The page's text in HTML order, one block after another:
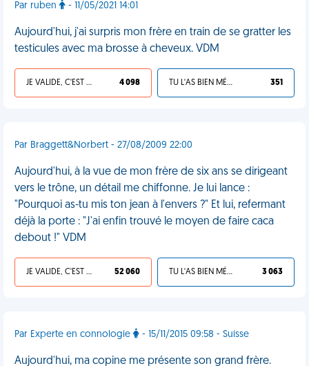
Par ruben - 11/05/2021 14:01
Aujourd'hui, j'ai surpris mon frère en train de se gratter les
testicules avec ma brosse à cheveux. VDM
JE VALIDE, C'EST UNE VDM 4 098 TU L'AS BIEN MÉRITÉ 351
Par Braggett&Norbert - 27/08/2009 22:00
Aujourd'hui, à la vue de mon frère de six ans se dirigeant
vers le trône, un détail me chiffonne. Je lui lance :
"Pourquoi as-tu mis ton jean à l'envers ?" Et lui, refermant
déjà la porte : "J'ai enfin trouvé le moyen de faire caca
debout !" VDM
JE VALIDE, C'EST UNE VDM 52 060 TU L'AS BIEN MÉRITÉ 3 063
Par Experte en connologie - 15/11/2015 09:58 - Suisse
Aujourd'hui, ma copine me présente son grand frère.